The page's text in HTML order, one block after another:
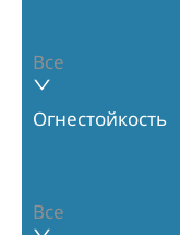
Все
Огнестойкость
Все